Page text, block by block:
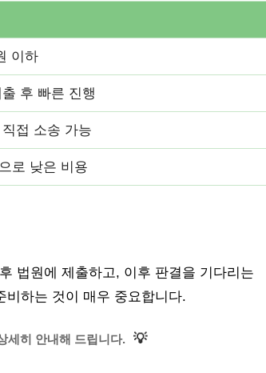
이하
후 빠른 진행
접 소송 가능
로 낮은 비용
법원에 제출하고, 이후 판결을 기다리는
비하는 것이 매우 중요합니다.
세히 안내해 드립니다. 💡